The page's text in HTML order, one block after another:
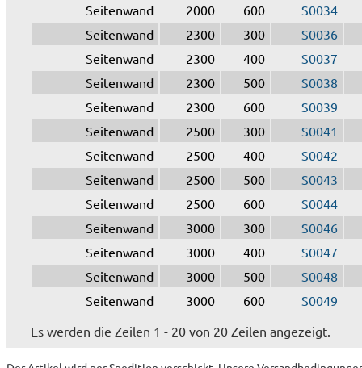
Seitenwand
2000 600
S0034
Seitenwand
2300 300
S0036
Seitenwand
2300 400
S0037
Seitenwand
2300 500
S0038
Seitenwand
2300 600
S0039
Seitenwand
2500 300
S0041
Seitenwand
2500 400
S0042
Seitenwand
2500 500
S0043
Seitenwand
2500 600
S0044
Seitenwand
3000 300
S0046
Seitenwand
3000 400
S0047
Seitenwand
3000 500
S0048
Seitenwand
3000 600
S0049
Es werden die Zeilen 1 - 20 von 20 Zeilen angezeigt.